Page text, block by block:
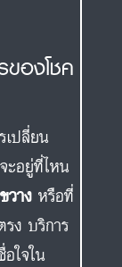
องโชค
ปลี่ยน
ะอยู่ที่ไหน
วาง หรือที่
รง บริการ
ใจใน